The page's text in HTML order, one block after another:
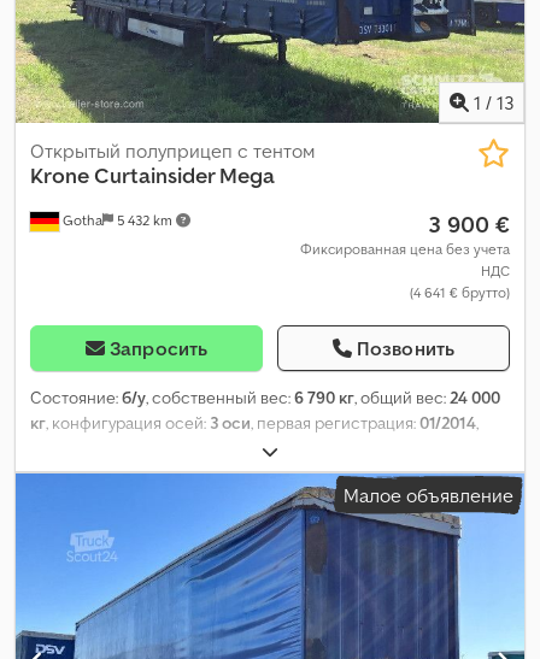
1 / 13
Gotha 5 432 km
Открытый полуприцеп с тентом
KroneCurtainsider Mega
3 900 €
Фиксированная цена без учета
НДС
(4 641 € брутто)
Запросить Позвонить
Состояние:б/у, собственный вес:6 790 кг, общий вес: 24 000
кг , конфигурация осей: 3 оси , первая регистрация:01/2014
13 620 мм
загрузки:2 480 мм, высота грузового отсека:2 800 мм, объем
, подвеска:воздух , размер
синий, Год выпуска:2014, пробег:
704 082 км, Оборудование:ABS
Малое объявление